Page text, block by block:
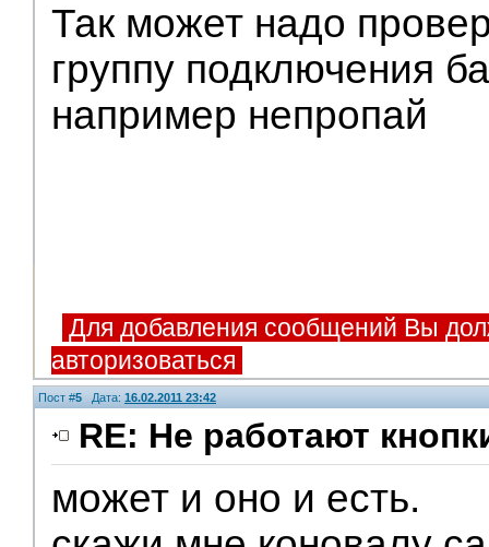
Так может надо
группу подключения
например непропай
Для добавления сообщений Вы
авторизоваться
Пост #5 Дата: 16.02.2011 23:42
RE: Не работают
может и оно и есть.